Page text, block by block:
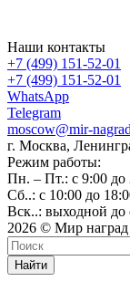
Наши контакты
+7 (499) 151-52-01
+7 (499) 151-52-01
WhatsApp
Telegram
moscow@mir-
г. Москва,
Режим работы:
Пн. – Пт.: с 9:00 до
Сб..: с 10:00 до
Вск..: выходной до
2026 © Мир
Найти